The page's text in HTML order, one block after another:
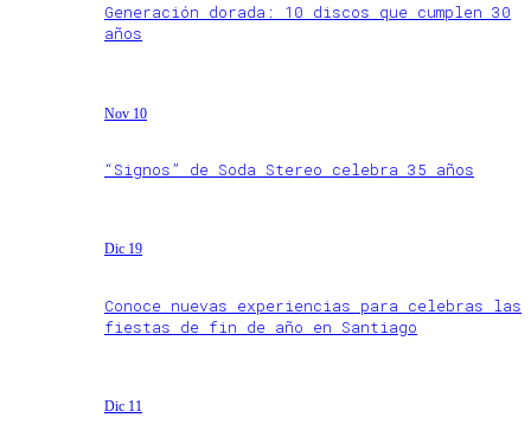
Generación dorada: 10 discos que cumplen 30
años
Nov 10
“Signos” de Soda Stereo celebra 35 años
Dic 19
Conoce nuevas experiencias para celebras las
fiestas de fin de año en Santiago
Dic 11